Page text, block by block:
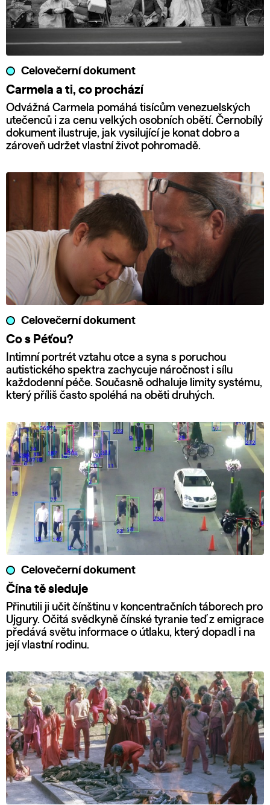
Celovečerní dokument
Carmela a ti, co prochází
Odvážná Carmela pomáhá tisícům venezuelských
utečenců i za cenu velkých osobních obětí. Černobílý
dokument ilustruje, jak vysilující je konat dobro a
zároveň udržet vlastní život pohromadě.
Celovečerní dokument
Co s Péťou?
Intimní portrét vztahu otce a syna s poruchou
autistického spektra zachycuje náročnost i sílu
každodenní péče. Současně odhaluje limity systému,
který příliš často spoléhá na oběti druhých.
Celovečerní dokument
Čína tě sleduje
Přinutili ji učit čínštinu v koncentračních táborech pro
Ujgury. Očitá svědkyně čínské tyranie teď z emigrace
předává světu informace o útlaku, který dopadl i na
její vlastní rodinu.